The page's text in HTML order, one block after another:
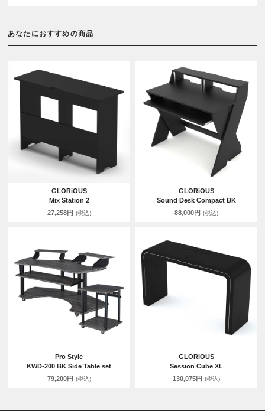
あなたにおすすめの商品
GLORiOUS
Mix Station 2
27,258円 (税込)
GLORiOUS
Sound Desk Compact BK
88,000円 (税込)
Pro Style
KWD-200 BK Side Table set
79,200円 (税込)
GLORiOUS
Session Cube XL
130,075円 (税込)